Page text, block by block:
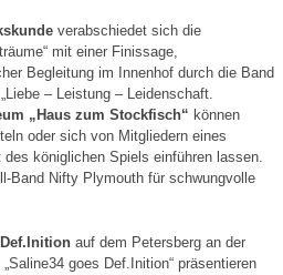
verabschiedet sich die
mit einer Finissage,
Begleitung im Innenhof durch die Band
– Leistung – Leidenschaft.
„Haus zum Stockfisch“ können
oder sich von Mitgliedern eines
königlichen Spiels einführen lassen.
Band Nifty Plymouth für schwungvolle
Def.Inition auf dem Petersberg an der
goes Def.Inition“ präsentieren